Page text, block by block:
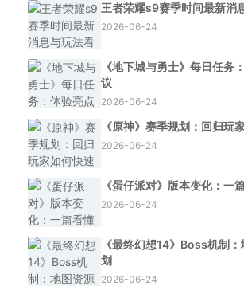
王者荣耀s9赛季时间最新消
2026-06-24
《地下城与勇士》每日任务
议
2026-06-24
《原神》赛季规划：回归玩
2026-06-24
《蛋仔派对》版本变化：一
2026-06-24
《最终幻想14》Boss机制
划
2026-06-24